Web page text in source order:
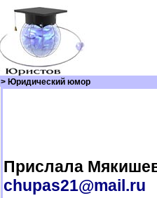
> Юридический юмор
Прислала
chupas21@mail.ru